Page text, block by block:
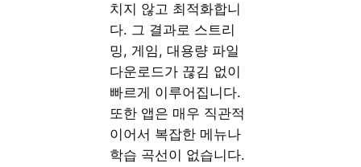
치지 않고 최적화합니
다. 그 결과로 스트리
밍, 게임, 대용량 파일
다운로드가 끊김 없이
빠르게 이루어집니다.
또한 앱은 매우 직관적
이어서 복잡한 메뉴나
학습 곡선이 없습니다.